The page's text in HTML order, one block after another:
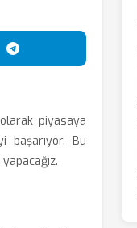
Telegram'da Paylaş
piyasaya
başarıyor. Bu